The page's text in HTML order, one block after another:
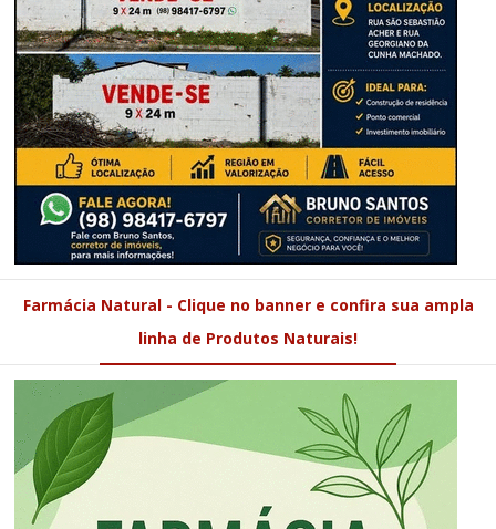
Farmácia Natural - Clique no banner e confira sua ampla
linha de Produtos Naturais!